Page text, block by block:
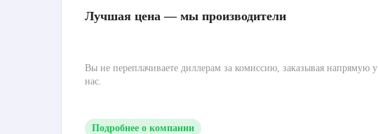
Лучшая цена — мы производители
Вы не переплачиваете диллерам за комиссию, заказывая напрямую у
нас.
Подробнее о компании